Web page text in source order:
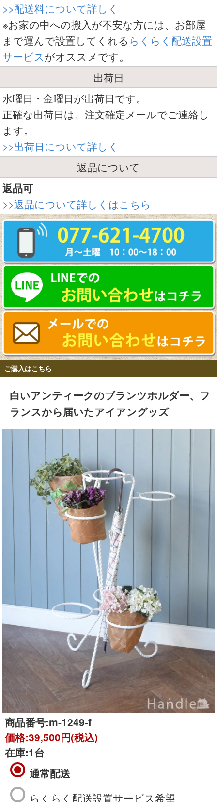
>>配送料について詳しく
※お家の中への搬入が不安な方には、お部屋
まで運んで設置してくれる らくらく配送設置
サービスがオススメです。
出荷日
水曜日・金曜日が出荷日です。
正確な出荷日は、注文確定メールでご連絡し
ます。
>>出荷日について詳しく
返品について
返品可
>>返品について詳しくはこちら
ご購入はこちら
白いアンティークのブランツホルダー、フ
ランスから届いたアイアングッズ
商品番号:m-1249-f
価格:39,500円(税込)
在庫:1台
通常配送
らくらく配送設置サービス希望